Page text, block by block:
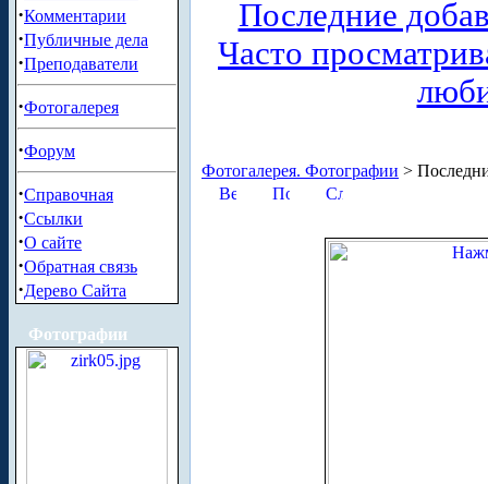
·Комментарии
·Публичные дела
·Преподаватели
·Фотогалерея
·Форум
·Справочная
·Ссылки
·О сайте
·Обратная связь
·Дерево Сайта
Фотографии
Последние
Часто
Фотогалерея. Фотографии >